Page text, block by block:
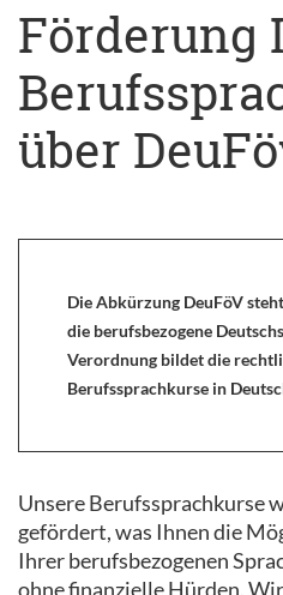
Förderung
über
Die Abkürzung DeuFöV
die berufsbezogene
Verordnung bildet die
Berufssprachkurse in
Unsere Berufssprachkurse
gefördert, was Ihnen die
Ihrer berufsbezogenen
ohne finanzielle Hürden.